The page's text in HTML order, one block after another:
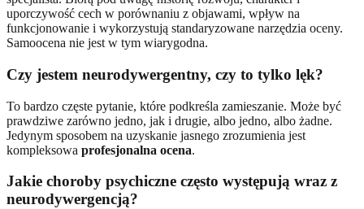
uporczywość cech w porównaniu z objawami, wpływ na
funkcjonowanie i wykorzystują standaryzowane narzędzia oceny.
Samoocena nie jest w tym wiarygodna.
Czy jestem neurodywergentny, czy to tylko lęk?
To bardzo częste pytanie, które podkreśla zamieszanie. Może być
prawdziwe zarówno jedno, jak i drugie, albo jedno, albo żadne.
Jedynym sposobem na uzyskanie jasnego zrozumienia jest
kompleksowa profesjonalna ocena.
Jakie choroby psychiczne często występują wraz z
neurodywergencją?